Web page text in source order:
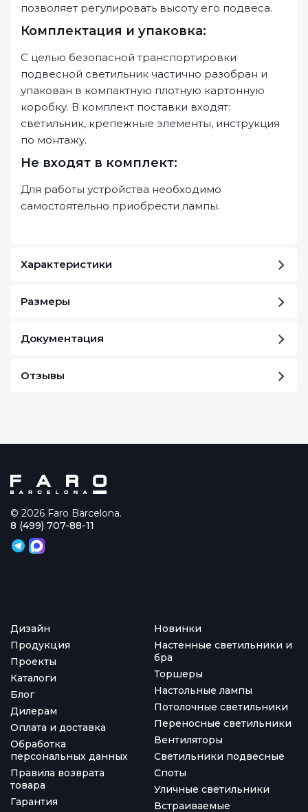
позволяет регулировать высоту его подвеса.
Комплектация и упаковка:
С целью безопасной транспортировки
подвесной светильник частично разобран и
упакован в компактную плотную картонную
коробку. В комплект поставки входят:
светильник, крепежные элементы, инструкция
по монтажу.
Не входят в комплект:
Для работы устройства необходимо
самостоятельно приобрести лампы.
Характеристики
Размеры
Документация
Отзывы
© 2026 Faro Barcelona.
Дизайн
Продукция
Проекты
Каталоги
Блог
Дилерам
Оплата и доставка
Обработка
персональных данных
Правила возврата
товара
Гарантия
Новинки
Настенные светильники и
бра
Торшеры
Настольные лампы
Потолочные светильники
Переносные светильники
Вентиляторы
Светильники подвесные
Споты
Уличные светильники
Встраиваемые
8 (499) 707-88-11